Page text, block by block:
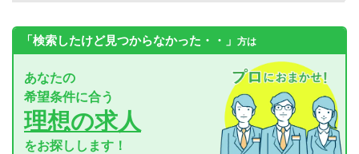
「検索したけど見つからなかった・・」 方は
あなたの
希望条件に合う
理想の求人
をお探しします！